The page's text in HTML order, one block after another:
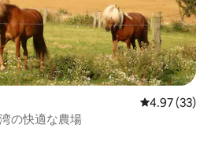
レビュー33
4.97 (33)
の快適な農場